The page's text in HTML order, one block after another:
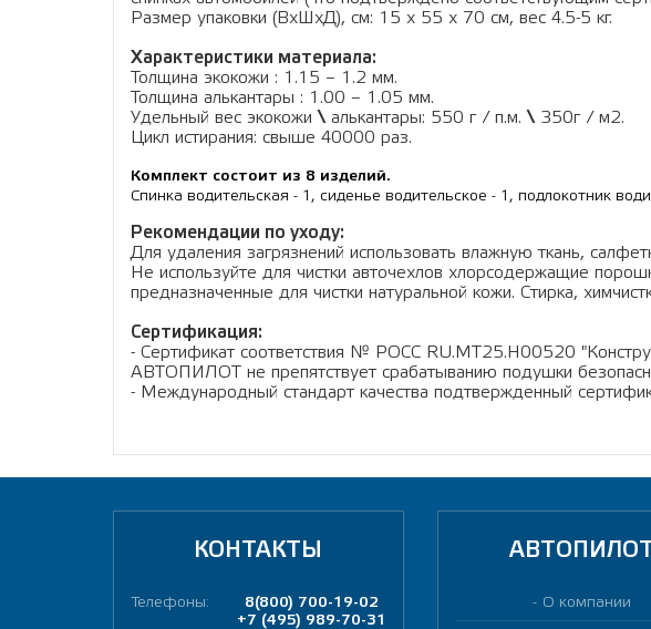
Размер упаковки (ВхШхД), см: 15 x 55 x 70 см, вес 4.5-5 кг.
Характеристики материала:
Толщина экокожи : 1.15 – 1.2 мм.
Толщина алькантары : 1.00 – 1.05 мм.
Удельный вес экокожи \ алькантары: 550 г / п.м. \ 350г / м2.
Цикл истирания: свыше 40000 раз.
Комплект состоит из 8 изделий.
Спинка водительская - 1, сиденье водительское - 1, подлокотник
Рекомендации по уходу:
Для удаления загрязнений использовать влажную ткань,
Не используйте для чистки авточехлов хлорсодержащие
предназначенные для чистки натуральной кожи. Стирка,
Сертификация:
- Сертификат соответствия № РОСС RU.МТ25.Н00520
АВТОПИЛОТ не препятствует срабатыванию подушки
- Международный стандарт качества подтвержденный
КОНТАКТЫ
Телефоны:
8(800) 700-19-02
+7 (495) 989-70-31
АВТОПИЛОТ
О компании